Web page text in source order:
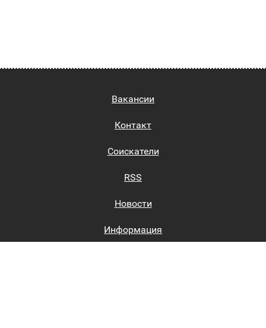
Вакансии
Контакт
Соискатели
RSS
Новости
Информация